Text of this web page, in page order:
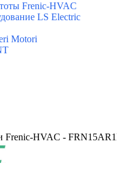
Frenic-HVAC
LS Electric
Motori
Frenic-HVAC -